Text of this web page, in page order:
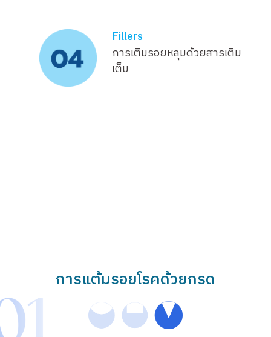
Fillers
การเติมรอยหลุมด้วยสารเติม
เต็ม
การแต้มรอยโรคด้วยกรด